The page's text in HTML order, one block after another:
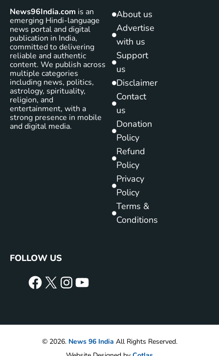
News96India.com is an
emerging Hindi-language
news portal and digital
publication in India,
committed to delivering
reliable and authentic
content. We publish across
multiple categories
including news, politics,
astrology, spirituality,
religion, and
entertainment, with a
strong presence in mobile
and digital media.
About us
Advertise
with us
Support
us
Disclaimer
Contact
us
Donation
Policy
Refund
Policy
Privacy
Policy
Terms &
Conditions
FOLLOW US
© 2026. News 96 India All Rights Reserved.